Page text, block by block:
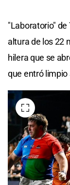
"Laboratorio"
altura de los 22
hilera que se
que entró limpio